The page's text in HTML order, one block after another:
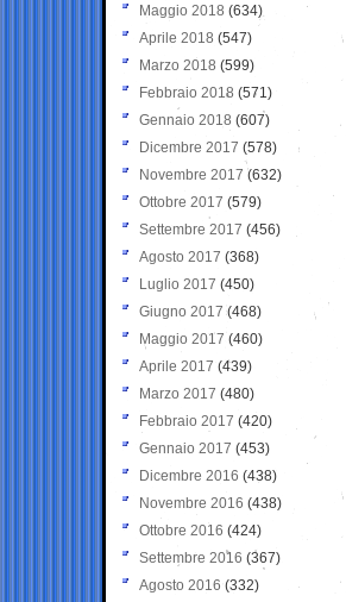
Maggio 2018 (634)
Aprile 2018 (547)
Marzo 2018 (599)
Febbraio 2018 (571)
Gennaio 2018 (607)
Dicembre 2017 (578)
Novembre 2017 (632)
Ottobre 2017 (579)
Settembre 2017 (456)
Agosto 2017 (368)
Luglio 2017 (450)
Giugno 2017 (468)
Maggio 2017 (460)
Aprile 2017 (439)
Marzo 2017 (480)
Febbraio 2017 (420)
Gennaio 2017 (453)
Dicembre 2016 (438)
Novembre 2016 (438)
Ottobre 2016 (424)
Settembre 2016 (367)
Agosto 2016 (332)